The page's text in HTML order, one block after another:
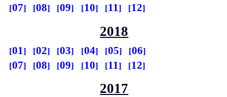
07
08 09 10 11 12
2018
01 02 03 04 05
06
07
08 09 10 11 12
2017